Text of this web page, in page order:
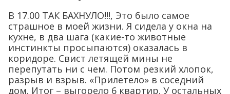
В 17.00 ТАК БАХНУЛО!!!, Это было самое
страшное в моей жизни. Я сидела у окна на
кухне, в два шага (какие-то животные
инстинкты просыпаются) оказалась в
коридоре. Свист летящей мины не
перепутать ни с чем. Потом резкий хлопок,
разрыв и взрыв. «Прилетело» в соседний
дом. Итог – выгорело 6 квартир. У остальных